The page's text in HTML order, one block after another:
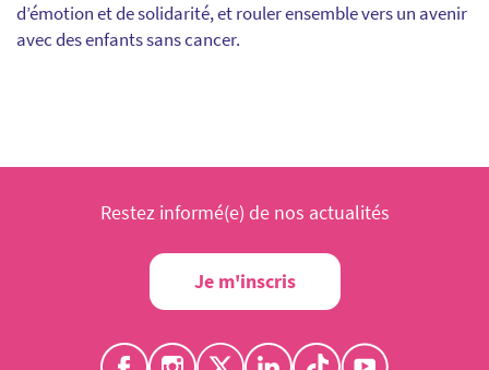
d’émotion et de solidarité, et rouler ensemble vers un avenir
avec des enfants sans cancer.
Restez informé(e) de nos actualités
Je m'inscris